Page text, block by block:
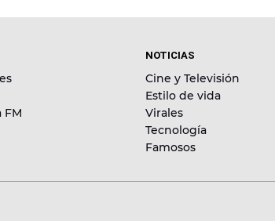
FM
NOTICIAS
Cine y Televisión
Estilo de vida
Virales
Tecnología
Famosos